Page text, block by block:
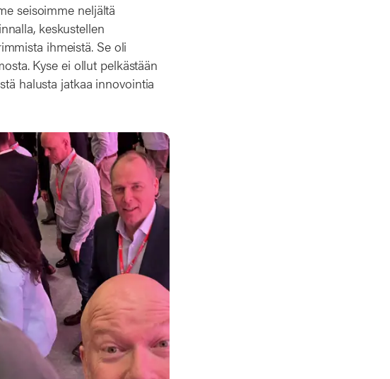
seisoimme neljältä
keskustellen
ihmeistä. Se oli
Kyse ei ollut pelkästään
halusta jatkaa innovointia